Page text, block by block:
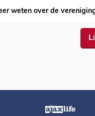
weten over de